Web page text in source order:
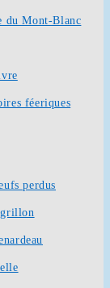
du Mont-Blanc
féeriques
perdus
grillon